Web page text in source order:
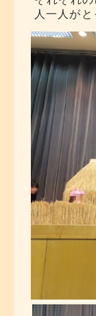
人一人がと